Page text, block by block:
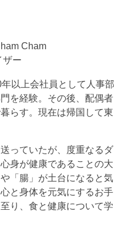
Cham
ザー
以上会社員として人事部
を経験。その後、配偶者
らす。現在は帰国して東
っていたが、度重なるダ
身が健康であることの大
「腸」が土台になると気
と身体を元気にするお手
り、食と健康について学